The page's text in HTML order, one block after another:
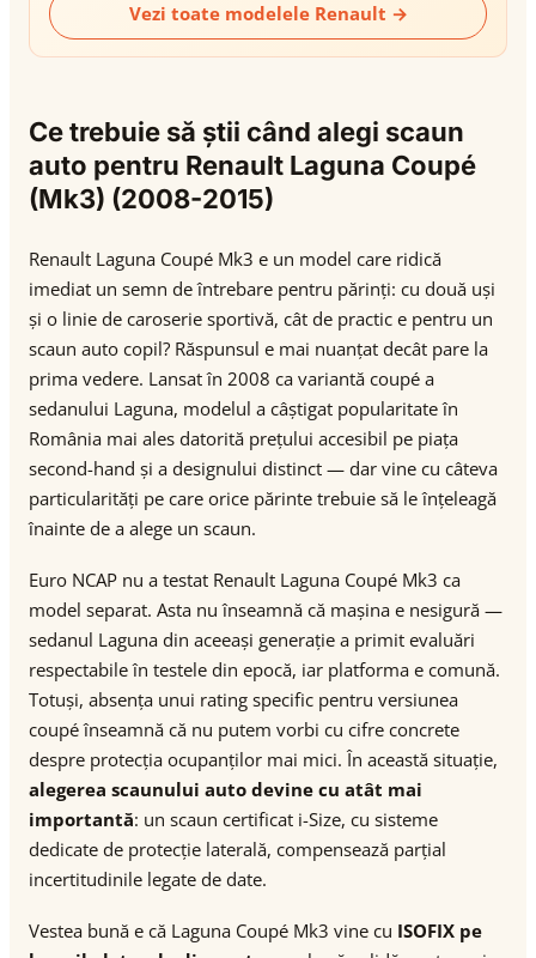
Vezi toate modelele Renault →
Ce trebuie să știi când alegi scaun
auto pentru Renault Laguna Coupé
(Mk3) (2008-2015)
Renault Laguna Coupé Mk3 e un model care ridică
imediat un semn de întrebare pentru părinți: cu două uși
și o linie de caroserie sportivă, cât de practic e pentru un
scaun auto copil? Răspunsul e mai nuanțat decât pare la
prima vedere. Lansat în 2008 ca variantă coupé a
sedanului Laguna, modelul a câștigat popularitate în
România mai ales datorită prețului accesibil pe piața
second-hand și a designului distinct — dar vine cu câteva
particularități pe care orice părinte trebuie să le înțeleagă
înainte de a alege un scaun.
Euro NCAP nu a testat Renault Laguna Coupé Mk3 ca
model separat. Asta nu înseamnă că mașina e nesigură —
sedanul Laguna din aceeași generație a primit evaluări
respectabile în testele din epocă, iar platforma e comună.
Totuși, absența unui rating specific pentru versiunea
coupé înseamnă că nu putem vorbi cu cifre concrete
despre protecția ocupanților mai mici. În această situație,
alegerea scaunului auto devine cu atât mai
importantă: un scaun certificat i-Size, cu sisteme
dedicate de protecție laterală, compensează parțial
incertitudinile legate de date.
Vestea bună e că Laguna Coupé Mk3 vine cu ISOFIX pe